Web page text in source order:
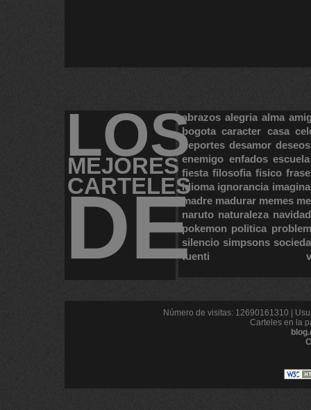
LOS
MEJORES
CARTELES
DE
abrazos alegria alma
bogota caracter casa
deportes desamor deseos
enemigo enfados escuela
fiesta filosofia fisico
idioma ignorancia
madre madurar memes
naruto naturaleza navidad
pokemon politica
silencio simpsons
tuenti
Número de visitas: 12690161310 |
Carteles en la